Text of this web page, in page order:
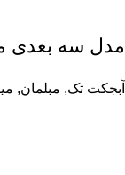
مدل سه بعدی میز
آبجکت تک, مبلمان,